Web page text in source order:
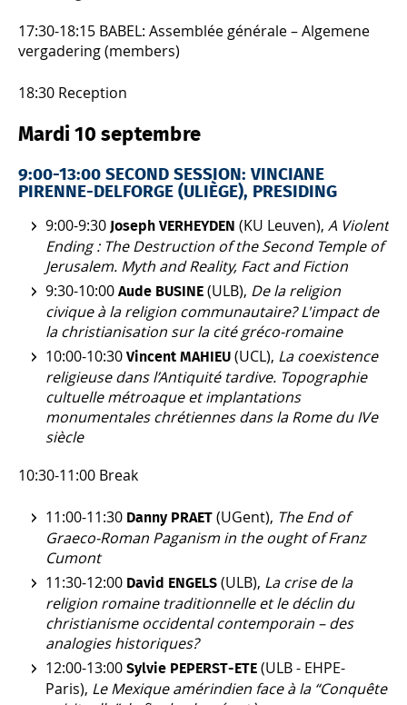
17:30-18:15 BABEL: Assemblée générale – Algemene
vergadering (members)
18:30 Reception
Mardi 10 septembre
9:00-13:00 SECOND SESSION: VINCIANE
PIRENNE-DELFORGE (ULIÈGE), PRESIDING
9:00-9:30 Joseph VERHEYDEN (KU Leuven), A Violent
Ending : The Destruction of the Second Temple of
Jerusalem. Myth and Reality, Fact and Fiction
9:30-10:00 Aude BUSINE (ULB), De la religion
civique à la religion communautaire? L'impact de
la christianisation sur la cité gréco-romaine
10:00-10:30 Vincent MAHIEU (UCL), La coexistence
religieuse dans l’Antiquité tardive. Topographie
cultuelle métroaque et implantations
monumentales chrétiennes dans la Rome du IVe
siècle
10:30-11:00 Break
11:00-11:30 Danny PRAET (UGent), The End of
Graeco-Roman Paganism in the ­ought of Franz
Cumont
11:30-12:00 David ENGELS (ULB), La crise de la
religion romaine traditionnelle et le déclin du
christianisme occidental contemporain – des
analogies historiques?
12:00-13:00 Sylvie PEPERST‑ETE (ULB - EHPE-
Paris), Le Mexique amérindien face à la “Conquête